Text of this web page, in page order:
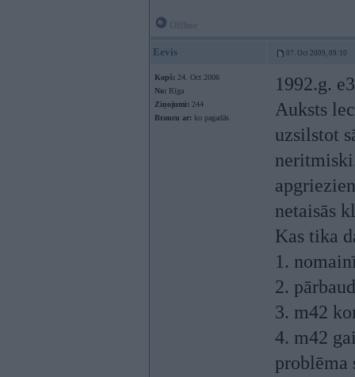
Eevis 07. Oct 2009, 09:10
Kopš: 24. Oct 2006
No: Rīga
Ziņojumi: 244
Braucu ar: ko pagadās
1992.g.
Auksts
uzsilstot
netaisās
Kas tika
1.
2.
3. m42
4. m42
problēma